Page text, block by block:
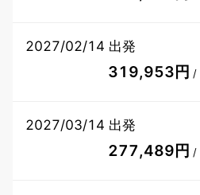
2027/02/14 出発
319,953円 /
2027/03/14 出発
277,489円 /